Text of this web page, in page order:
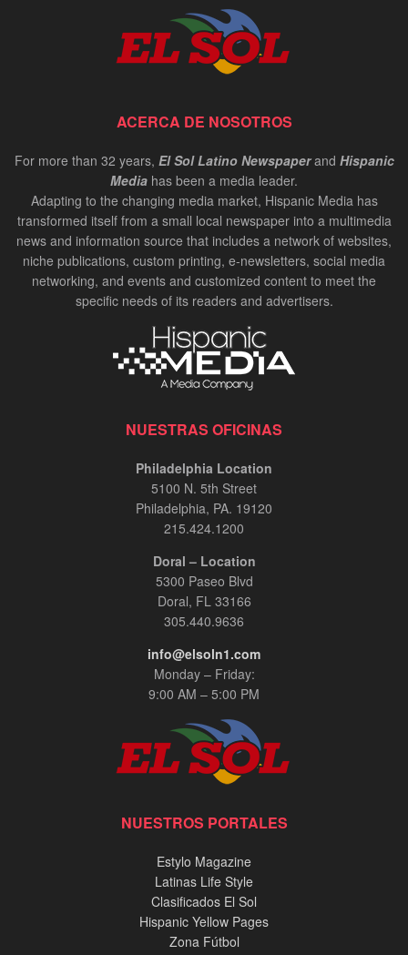
ACERCA DE NOSOTROS
For more than 32 years, El Sol Latino Newspaperand Hispanic
Media has been a media leader.
Adapting to the changing media market, Hispanic Media has
transformed itself from a small local newspaper into a multimedia
news and information source that includes a network of websites,
niche publications, custom printing, e-newsletters, social media
networking, and events and customized content to meet the
specific needs of its readers and advertisers.
NUESTRAS OFICINAS
Philadelphia Location
5100 N. 5th Street
Philadelphia, PA. 19120
215.424.1200
Doral – Location
5300 Paseo Blvd
Doral, FL 33166
305.440.9636
info@elsoln1.com
Monday – Friday:
9:00 AM – 5:00 PM
NUESTROS PORTALES
Estylo Magazine
Latinas Life Style
Clasificados El Sol
Hispanic Yellow Pages
Zona Fútbol